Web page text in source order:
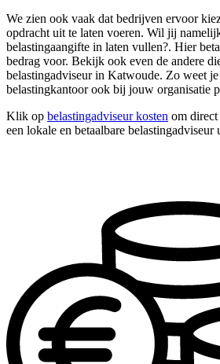
We zien ook vaak dat bedrijven ervoor
opdracht uit te laten voeren. Wil jij
belastingaangifte in laten vullen?. Hier
bedrag voor. Bekijk ook even de andere
belastingadviseur in Katwoude. Zo weet
belastingkantoor ook bij jouw organisatie
Klik op belastingadviseur kosten om direct
een lokale en betaalbare